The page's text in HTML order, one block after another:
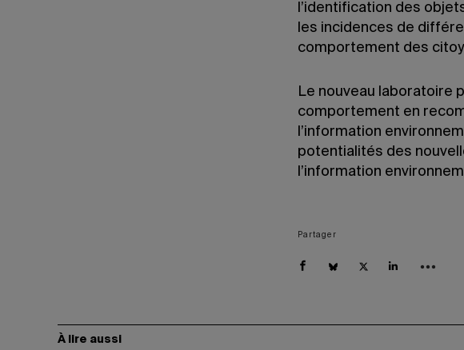
l’identification des
les incidences de
comportement des
Le nouveau laboratoire
comportement en
l’information
potentialités des
l’information
Partager
À lire aussi